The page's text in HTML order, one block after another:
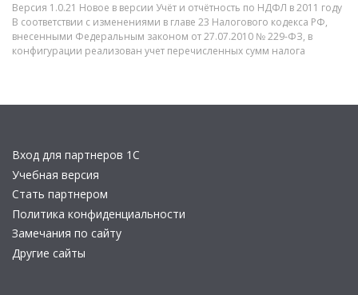
Версия 1.0.21 Новое в версии Учёт и отчётность по НДФЛ в 2011 году
В соответствии с изменениями в главе 23 Налогового кодекса РФ,
внесенными Федеральным законом от 27.07.2010 № 229-ФЗ, в
конфигурации реализован учет перечисленных сумм налога
Вход для партнеров 1С
Учебная версия
Стать партнером
Политика конфиденциальности
Замечания по сайту
Другие сайты